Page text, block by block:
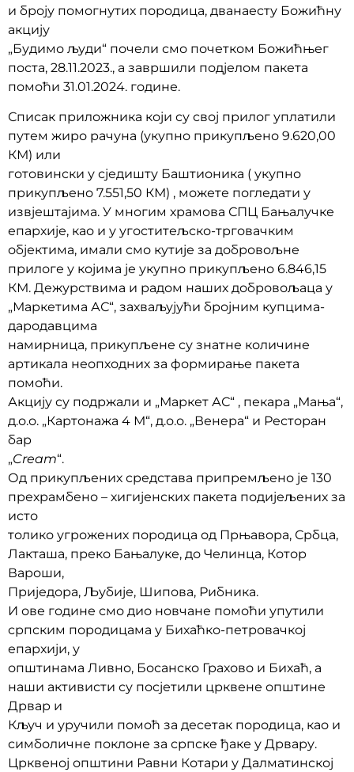
и броју помогнутих породица, дванаесту Божићну
акцију
„Будимо људи“ почели смо почетком Божићњег
поста, 28.11.2023., а завршили подјелом пакета
помоћи 31.01.2024. године.
Списак приложника који су свој прилог уплатили
путем жиро рачуна (укупно прикупљено 9.620,00
КМ) или
готовински у сједишту Баштионика ( укупно
прикупљено 7.551,50 КМ) , можете погледати у
извјештајима. У многим храмова СПЦ Бањалучке
епархије, као и у угоститељско-трговачким
објектима, имали смо кутије за добровољне
прилоге у којима је укупно прикупљено 6.846,15
КМ. Дежурствима и радом наших добровољаца у
„Маркетима АС“, захваљујући бројним купцима-
дародавцима
намирница, прикупљене су знатне количине
артикала неопходних за формирање пакета
помоћи.
Акцију су подржали и „Маркет АС“ , пекара „Мања“,
д.о.о. „Картонажа 4 М“, д.о.о. „Венера“ и Ресторан
бар
„Cream“.
Од прикупљених средстава припремљено је 130
прехрамбено – хигијенских пакета подијељених за
исто
толико угрожених породица од Прњавора, Србца,
Лакташа, преко Бањалуке, до Челинца, Котор
Вароши,
Приједора, Љубије, Шипова, Рибника.
И ове године смо дио новчане помоћи упутили
српским породицама у Бихаћко-петровачкој
епархији, у
општинама Ливно, Босанско Грахово и Бихаћ, а
наши активисти су посјетили црквене општине
Дрвар и
Кључ и уручили помоћ за десетак породица, као и
симболичне поклоне за српске ђаке у Дрвару.
Црквеној општини Равни Котари у Далматинској